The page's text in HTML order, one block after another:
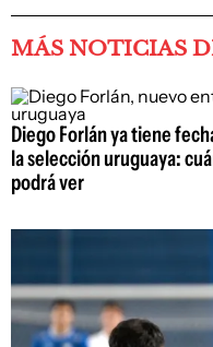
MÁS NOTICIAS
Diego Forlán ya tiene
la selección uruguaya:
podrá ver